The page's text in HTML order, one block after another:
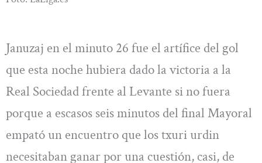
Januzaj en el minuto 26 fue el artífice del gol
que esta noche hubiera dado la victoria a la
Real Sociedad frente al Levante si no fuera
porque a escasos seis minutos del final Mayoral
empató un encuentro que los txuri urdin
necesitaban ganar por una cuestión, casi, de